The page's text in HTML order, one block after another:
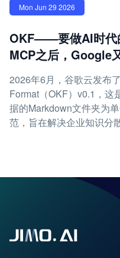
Mon Jun 29 2026
OKF——要做AI时代
MCP之后，Google
2026年6月，谷歌云发布
Format（OKF）v0.1，这
据的Markdown文件夹为
范，旨在解决企业知识分